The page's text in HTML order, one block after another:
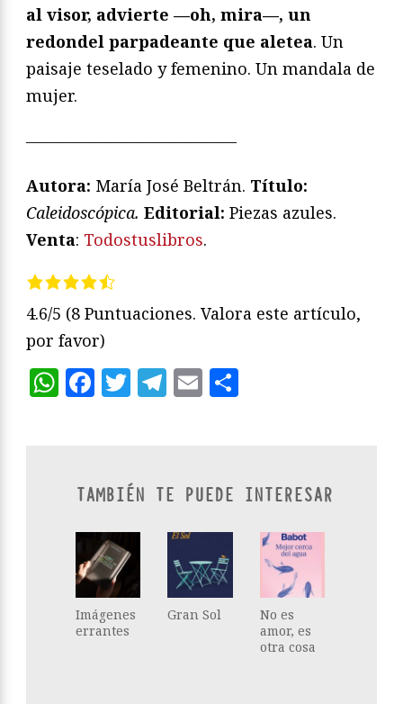
al visor, advierte —oh, mira—, un
redondel parpadeante que aletea. Un
paisaje teselado y femenino. Un mandala de
mujer.
—————————————
Autora: María José Beltrán. Título:
Caleidoscópica. Editorial: Piezas azules.
Venta: Todostuslibros.
4.6/5 (8 Puntuaciones. Valora este artículo,
por favor)
WhatsApp
Facebook
Twitter
Telegram
Email
TAMBIÉN TE PUEDE INTERESAR
Imágenes
errantes
Gran Sol
No es
amor, es
otra cosa